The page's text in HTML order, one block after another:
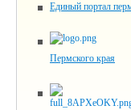
Единый портал
Пермского края